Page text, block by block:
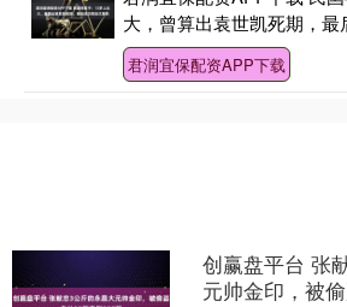
大，曾算出袁世凯死期，
君润宜保配资APP下载
创赢盘平台 张
元帅金印，被